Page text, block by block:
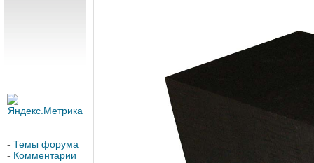
- Темы форума
- Комментарии